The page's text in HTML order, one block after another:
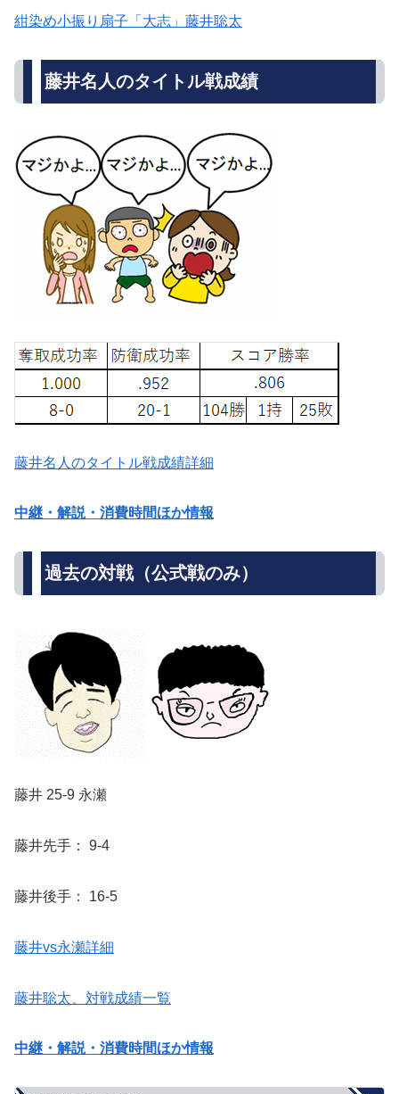
紺染め小振り扇子「大志」藤井聡太
藤井名人のタイトル戦成績
藤井名人のタイトル戦成績詳細
中継・解説・消費時間ほか情報
過去の対戦（公式戦のみ）
藤井 25-9 永瀬
藤井先手： 9-4
藤井後手： 16-5
藤井vs永瀬詳細
藤井聡太、対戦成績一覧
中継・解説・消費時間ほか情報